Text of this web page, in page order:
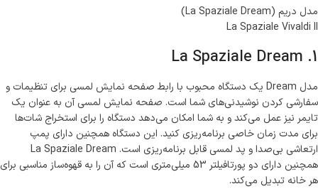
مدل دریم (La Spaziale Dream)
La Spaziale Vivaldi II
1. La Spaziale Dream
مدل Dream یک دستگاه محبوب با رابط صفحه نمایش لمسی برای تنظیمات و
سفارشی کردن نوشیدنی‌های شما است. صفحه نمایش لمسی آن به عنوان یک
تایمر نیز عمل می‌کند و به شما امکان می‌دهد دستگاه را برای استخراج شات‌ها
برای مدت زمان خاصی برنامه‌ریزی کنید. این دستگاه همچنین دارای پمپ
ارتعاشی بی‌صدا و پد لمسی قابل برنامه‌ریزی است. La Spaziale Dream
همچنین دارای دو پورتافیلتر 53 میلی‌متری است که آن را به قهوه‌ساز مناسبی برای
هر خانه تبدیل می‌کند.